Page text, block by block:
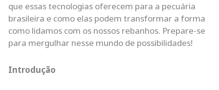
que essas tecnologias oferecem para a pecuária
brasileira e como elas podem transformar a forma
como lidamos com os nossos rebanhos. Prepare-se
para mergulhar nesse mundo de possibilidades!
Introdução